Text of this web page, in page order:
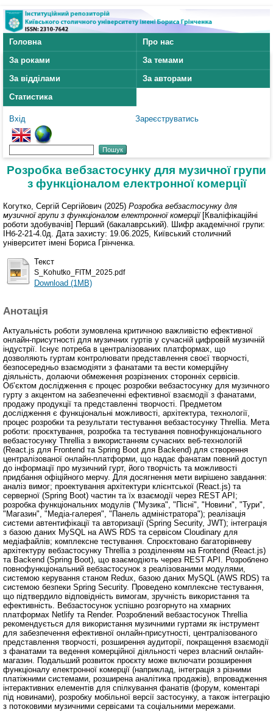
Головна
Про нас
За роками
За темами
За відділами
За авторами
Статистика
Вхід Зареєструватись
Розробка вебзастосунку для музичної групи
з функціоналом електронної комерції
Когутко, Сергій Сергійович (2025) Розробка вебзастосунку для
музичної групи з функціоналом електронної комерції[Кваліфікаційні
роботи здобувачів] Перший (бакалаврський). Шифр академічної групи:
ІНб-2-21-4.0д. Дата захисту: 19.06.2025, Київський столичний
університет імені Бориса Грінченка.
Текст
S_Kohutko_FITM_2025.pdf
Download (1MB)
Анотація
Актуальність роботи зумовлена критичною важливістю ефективної
онлайн-присутності для музичних гуртів у сучасній цифровій музичній
індустрії. Існує потреба в централізованих платформах, що
дозволяють гуртам контролювати представлення своєї творчості,
безпосередньо взаємодіяти з фанатами та вести комерційну
діяльність, долаючи обмеження розрізнених сторонніх сервісів.
Об’єктом дослідження є процес розробки вебзастосунку для музичного
гурту з акцентом на забезпеченні ефективної взаємодії з фанатами,
продажу продукції та представленні творчості. Предметом
дослідження є функціональні можливості, архітектура, технології,
процес розробки та результати тестування вебзастосунку Threllia. Мета
роботи: проєктування, розробка та тестування повнофункціонального
вебзастосунку Threllia з використанням сучасних веб-технологій
(React.js для Frontend та Spring Boot для Backend) для створення
централізованої онлайн-платформи, що надає фанатам повний доступ
до інформації про музичний гурт, його творчість та можливості
придбання офіційного мерчу. Для досягнення мети вирішено завдання:
аналіз вимог; проектування архітектури клієнтської (React.js) та
серверної (Spring Boot) частин та їх взаємодії через REST API;
розробка функціональних модулів ("Музика", "Пісні", "Новини", "Тури",
"Магазин", "Медіа-галерея", "Панель адміністратора"); реалізація
системи автентифікації та авторизації (Spring Security, JWT); інтеграція
з базою даних MySQL на AWS RDS та сервісом Cloudinary для
медіафайлів; комплексне тестування. Спроєктовано багаторівневу
архітектуру вебзастосунку Threllia з розділенням на Frontend (React.js)
та Backend (Spring Boot), що взаємодіють через REST API. Розроблено
повнофункціональний вебзастосунок з реалізованими модулями,
системою керування станом Redux, базою даних MySQL (AWS RDS) та
системою безпеки Spring Security. Проведено комплексне тестування,
що підтвердило відповідність вимогам, зручність використання та
ефективність. Вебзастосунок успішно розгорнуто на хмарних
платформах Netlify та Render. Розроблений вебзастосунок Threllia
рекомендується для використання музичними гуртами як інструмент
для забезпечення ефективної онлайн-присутності, централізованого
представлення творчості, розширення аудиторії, покращення взаємодії
з фанатами та ведення комерційної діяльності через власний онлайн-
магазин. Подальший розвиток проєкту може включати розширення
функціоналу електронної комерції (наприклад, інтеграція з різними
платіжними системами, розширена аналітика продажів), впровадження
інтерактивних елементів для спілкування фанатів (форум, коментарі
під новинами), розробку мобільної версії застосунку, а також інтеграцію
з потоковими музичними сервісами та соціальними мережами.